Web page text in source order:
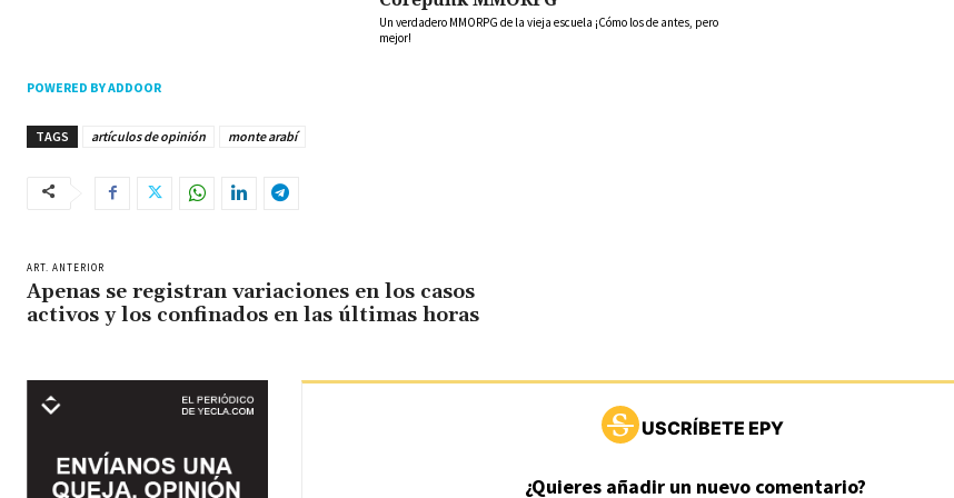
Un verdadero MMORPG de la vieja escuela ¡Cómo los de antes, pero
mejor!
POWERED BY ADDOOR
TAGS artículos de opinión monte arabí
ART. ANTERIOR
Apenas se registran variaciones en los casos
activos y los confinados en las últimas horas
USCRÍBETE EPY
¿Quieres añadir un nuevo comentario?